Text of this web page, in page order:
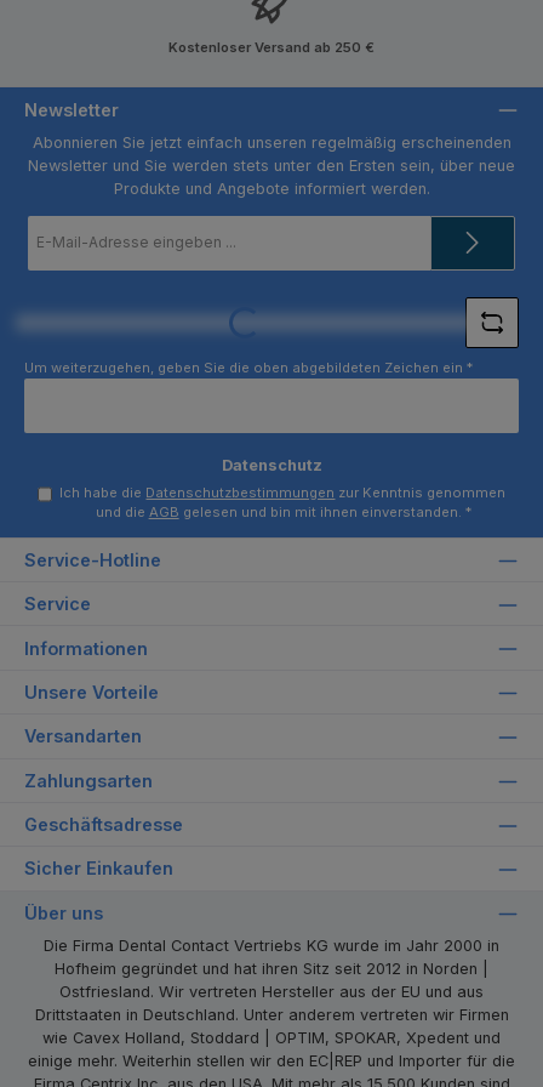
Kostenloser Versand ab 250 €
Newsletter
Abonnieren Sie jetzt einfach unseren regelmäßig erscheinenden
Newsletter und Sie werden stets unter den Ersten sein, über neue
Produkte und Angebote informiert werden.
Mail-
Loading...
Um weiterzugehen, geben Sie die oben abgebildeten Zeichen ein *
Datenschutz
Ich habe die Datenschutzbestimmungen zur Kenntnis genommen
und die AGB gelesen und bin mit ihnen einverstanden. *
Service-Hotline
Service
Informationen
Unsere Vorteile
Versandarten
Zahlungsarten
Geschäftsadresse
Sicher Einkaufen
Über uns
Die Firma Dental Contact Vertriebs KG wurde im Jahr 2000 in
Hofheim gegründet und hat ihren Sitz seit 2012 in Norden |
Ostfriesland. Wir vertreten Hersteller aus der EU und aus
Drittstaaten in Deutschland. Unter anderem vertreten wir Firmen
wie Cavex Holland, Stoddard | OPTIM, SPOKAR, Xpedent und
einige mehr. Weiterhin stellen wir den EC|REP und Importer für die